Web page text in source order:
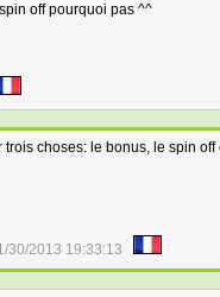
off pourquoi pas ^^
trois choses: le bonus, le spin
30/2013 19:33:13